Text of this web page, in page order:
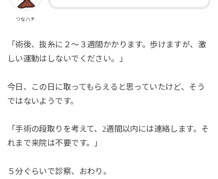
つなハチ
「術後、抜糸に２～３週間かかります。歩けますが、激
しい運動はしないでください。」
今日、この日に取ってもらえると思っていたけど、そう
ではないようです。
「手術の段取りを考えて、 2週間以内には連絡します。そ
れまで来院は不要です。」
５分ぐらいで診察、おわり。